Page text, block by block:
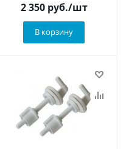
2 350руб./шт
В корзину